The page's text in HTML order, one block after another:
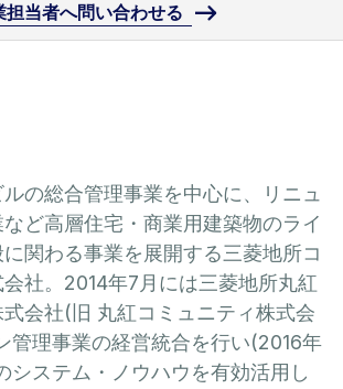
担当者へ問い合わせる
の総合管理事業を中心に、リニュ
ど高層住宅・商業用建築物のライ
関わる事業を展開する三菱地所コ
会社。2014年7月には三菱地所丸紅
会社(旧 丸紅コミュニティ株式会
管理事業の経営統合を行い(2016年
システム・ノウハウを有効活用し